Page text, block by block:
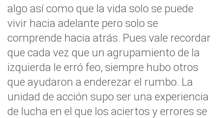
algo así como que la vida solo se puede
vivir hacia adelante pero solo se
comprende hacia atrás. Pues vale recordar
que cada vez que un agrupamiento de la
izquierda le erró feo, siempre hubo otros
que ayudaron a enderezar el rumbo. La
unidad de acción supo ser una experiencia
de lucha en el que los aciertos y errores se